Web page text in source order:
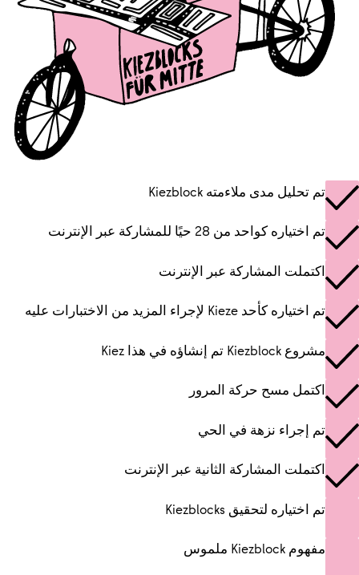
تم تحليل مدى ملاءمته Kiezblock
تم اختياره كواحد من 28 حيًا للمشاركة عبر الإنترنت
اكتملت المشاركة عبر الإنترنت
تم اختياره كأحد Kieze لإجراء المزيد من الاختبارات عليه
مشروع Kiezblock تم إنشاؤه في هذا Kiez
اكتمل مسح حركة المرور
تم إجراء نزهة في الحي
اكتملت المشاركة الثانية عبر الإنترنت
تم اختياره لتحقيق Kiezblocks
مفهوم Kiezblock ملموس